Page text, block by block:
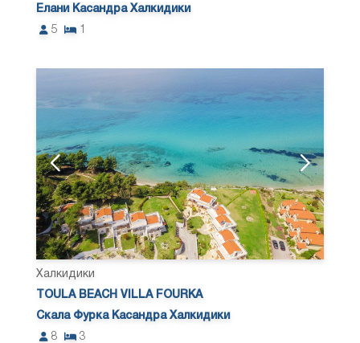
Елани Касандра Халкидики
5
1
Халкидики
TOULA BEACH VILLA FOURKA
Скала Фурка Касандра Халкидики
8
3